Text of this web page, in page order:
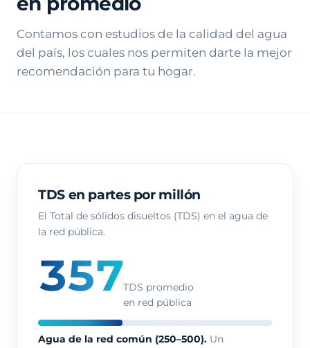
Contamos con estudios de la calidad del agua
del país, los cuales nos permiten darte la mejor
recomendación para tu hogar.
TDS en partes por millón
El Total de sólidos disueltos (TDS) en el agua de
la red pública.
357TDS promedio
en red pública
Agua de la red común (250–500). Un